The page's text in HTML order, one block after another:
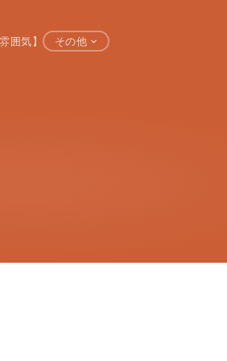
囲気】 その他